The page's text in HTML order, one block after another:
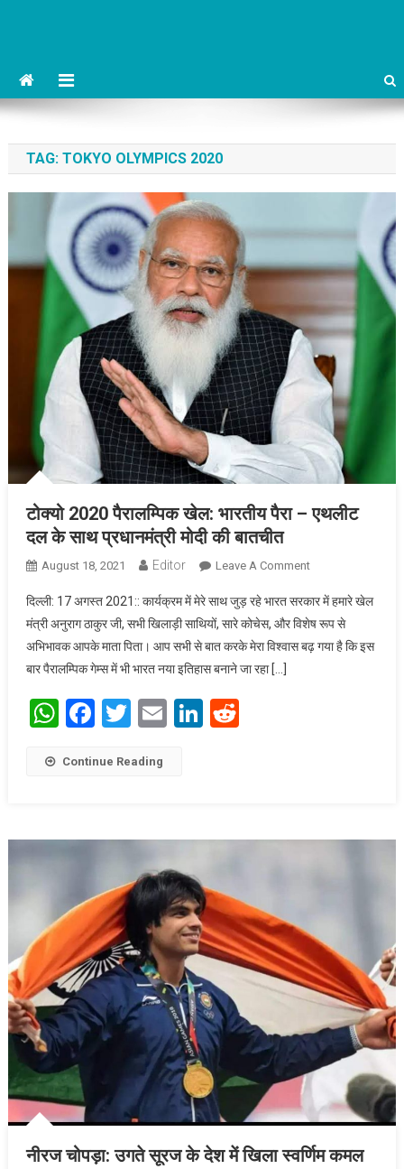
TAG: TOKYO OLYMPICS 2020
टोक्यो 2020 पैरालम्पिक खेल: भारतीय पैरा – एथलीट
दल के साथ प्रधानमंत्री मोदी की बातचीत
August 18, 2021 Editor Leave A CommentOn टोक्यो 2020
भारतीय पैरा –
एथलीट दल के साथ
प्रधानमंत्री मोदी की
दिल्ली: 17 अगस्त 2021:: कार्यक्रम में मेरे साथ जुड़ रहे भारत सरकार में हमारे खेल
मंत्री अनुराग ठाकुर जी, सभी खिलाड़ी साथियों, सारे कोचेस, और विशेष रूप से
अभिभावक आपके माता पिता। आप सभी से बात करके मेरा विश्वास बढ़ गया है कि इस
बार पैरालम्पिक गेम्स में भी भारत नया इतिहास बनाने जा रहा […]
WhatsApp
Facebook
Twitter
EmailLinkedIn
Reddit
Continue Reading
नीरज चोपड़ा: उगते सूरज के देश में खिला स्वर्णिम कमल